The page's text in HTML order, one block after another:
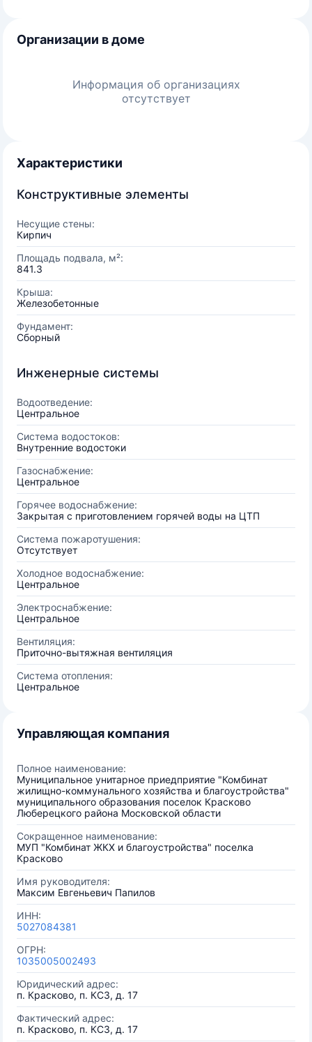
Организации в доме
Информация об организациях
отсутствует
Характеристики
Конструктивные элементы
Несущие стены:
Кирпич
Площадь подвала, м²:
841.3
Крыша:
Железобетонные
Фундамент:
Сборный
Инженерные системы
Водоотведение:
Центральное
Система водостоков:
Внутренние водостоки
Газоснабжение:
Центральное
Горячее водоснабжение:
Закрытая с приготовлением горячей воды на ЦТП
Система пожаротушения:
Отсутствует
Холодное водоснабжение:
Центральное
Электроснабжение:
Центральное
Вентиляция:
Приточно-вытяжная вентиляция
Система отопления:
Центральное
Управляющая компания
Полное наименование:
Муниципальное унитарное приедприятие "Комбинат
жилищно-коммунального хозяйства и благоустройства"
муниципального образования поселок Красково
Люберецкого района Московской области
Сокращенное наименование:
МУП "Комбинат ЖКХ и благоустройства" поселка
Красково
Имя руководителя:
Максим Евгеньевич Папилов
ИНН:
5027084381
ОГРН:
1035005002493
Юридический адрес:
п. Красково, п. КСЗ, д. 17
Фактический адрес:
п. Красково, п. КСЗ, д. 17